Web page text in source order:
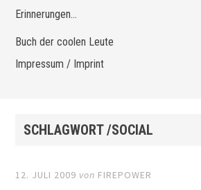
Erinnerungen…
Buch der coolen Leute
Impressum / Imprint
SCHLAGWORT /SOCIAL
12. JULI 2009 von FIREPOWER